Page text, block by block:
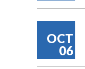
OCT
06